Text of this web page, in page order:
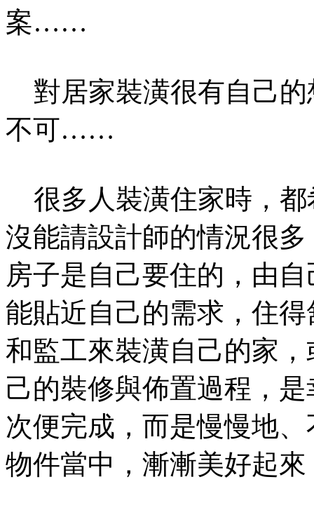
案……
對居家裝潢很有自己的
不可……
很多人裝潢住家時，都
沒能請設計師的情況很
房子是自己要住的，由
能貼近自己的需求，住
和監工來裝潢自己的家
己的裝修與佈置過程，
次便完成，而是慢慢地
物件當中，漸漸美好起來